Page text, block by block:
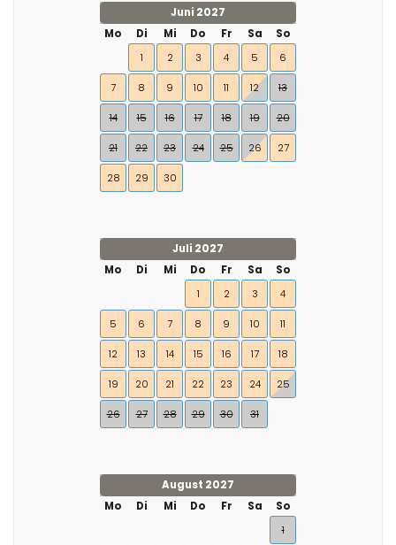
Juni 2027
Mo
Di Mi Do Fr Sa
So
1
2 3 4 5 6
7 8 9 10 11 12 13
14 15 16 17 18 19 20
21 22 23 24 25 26 27
28 29 30
Juli 2027
Mo
Di Mi Do Fr Sa
So
1
2 3 4
5 6 7 8 9 10 11
12 13 14 15 16 17 18
19 20 21 22 23 24 25
26 27 28 29 30 31
August 2027
Mo
Di Mi Do Fr Sa
So
1